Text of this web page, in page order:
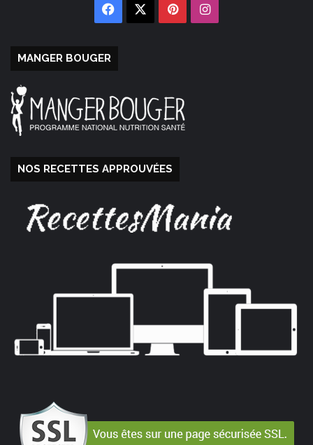
Facebook PinterestInstagram
MANGER BOUGER
NOS RECETTES APPROUVÉES